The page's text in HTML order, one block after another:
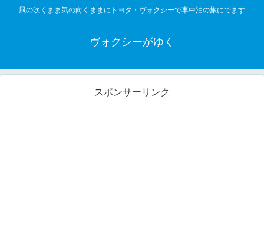
風の吹くまま気の向くままにトヨタ・ヴォクシーで車中泊の旅にでます
ヴォクシーがゆく
スポンサーリンク